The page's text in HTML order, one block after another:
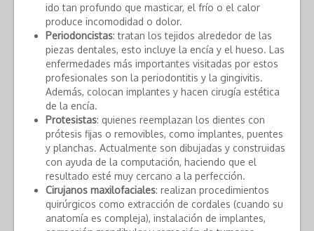
ido tan profundo que masticar, el frío o el calor
produce incomodidad o dolor.
Periodoncistas: tratan los tejidos alrededor de las
piezas dentales, esto incluye la encía y el hueso. Las
enfermedades más importantes visitadas por estos
profesionales son la periodontitis y la gingivitis.
Además, colocan implantes y hacen cirugía estética
de la encía.
Protesistas: quienes reemplazan los dientes con
prótesis fijas o removibles, como implantes, puentes
y planchas. Actualmente son dibujadas y construidas
con ayuda de la computación, haciendo que el
resultado esté muy cercano a la perfección.
Cirujanos maxilofaciales: realizan procedimientos
quirúrgicos como extracción de cordales (cuando su
anatomía es compleja), instalación de implantes,